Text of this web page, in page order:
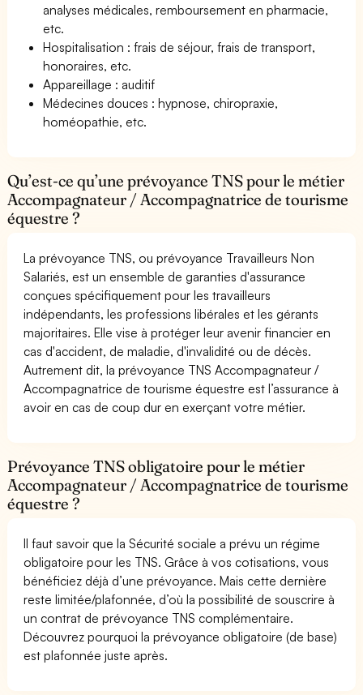
analyses médicales, remboursement en pharmacie,
etc.
Hospitalisation : frais de séjour, frais de transport,
honoraires, etc.
Appareillage : auditif
Médecines douces : hypnose, chiropraxie,
homéopathie, etc.
Qu’est-ce qu’une prévoyance TNS pour le métier
Accompagnateur / Accompagnatrice de tourisme
équestre ?
La prévoyance TNS, ou prévoyance Travailleurs Non
Salariés, est un ensemble de garanties d'assurance
conçues spécifiquement pour les travailleurs
indépendants, les professions libérales et les gérants
majoritaires. Elle vise à protéger leur avenir financier en
cas d'accident, de maladie, d'invalidité ou de décès.
Autrement dit, la prévoyance TNS Accompagnateur /
Accompagnatrice de tourisme équestre est l’assurance à
avoir en cas de coup dur en exerçant votre métier.
Prévoyance TNS obligatoire pour le métier
Accompagnateur / Accompagnatrice de tourisme
équestre ?
Il faut savoir que la Sécurité sociale a prévu un régime
obligatoire pour les TNS. Grâce à vos cotisations, vous
bénéficiez déjà d’une prévoyance. Mais cette dernière
reste limitée/plafonnée, d’où la possibilité de souscrire à
un contrat de prévoyance TNS complémentaire.
Découvrez pourquoi la prévoyance obligatoire (de base)
est plafonnée juste après.